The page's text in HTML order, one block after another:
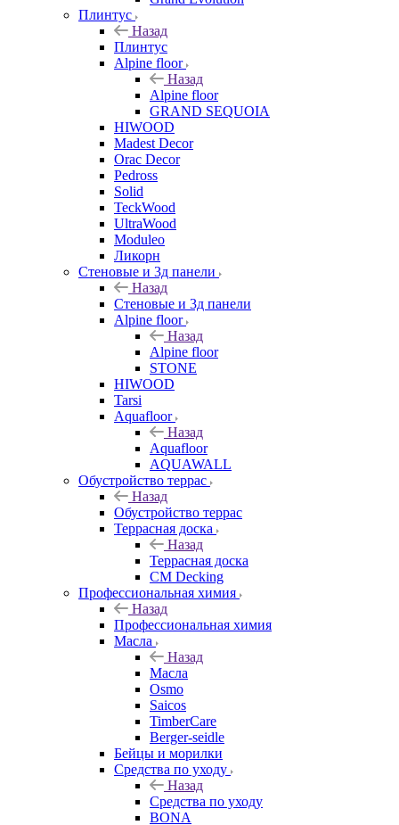
Плинтус
Назад
Плинтус
Alpine floor
Назад
Alpine floor
GRAND SEQUOIA
HIWOOD
Madest Decor
Orac Decor
Pedross
Solid
TeckWood
UltraWood
Moduleo
Ликорн
Стеновые и 3д панели
Назад
Стеновые и 3д панели
Alpine floor
Назад
Alpine floor
STONE
HIWOOD
Tarsi
Aquafloor
Назад
Aquafloor
AQUAWALL
Обустройство террас
Назад
Обустройство террас
Террасная доска
Назад
Террасная доска
CM Decking
Профессиональная химия
Назад
Профессиональная химия
Масла
Назад
Масла
Osmo
Saicos
TimberCare
Berger-seidle
Бейцы и морилки
Средства по уходу
Назад
Средства по уходу
BONA